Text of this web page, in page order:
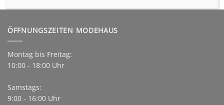
ÖFFNUNGSZEITEN MODEHAUS
Montag bis Freitag:
10:00 - 18:00 Uhr
Samstags:
9:00 - 16:00 Uhr